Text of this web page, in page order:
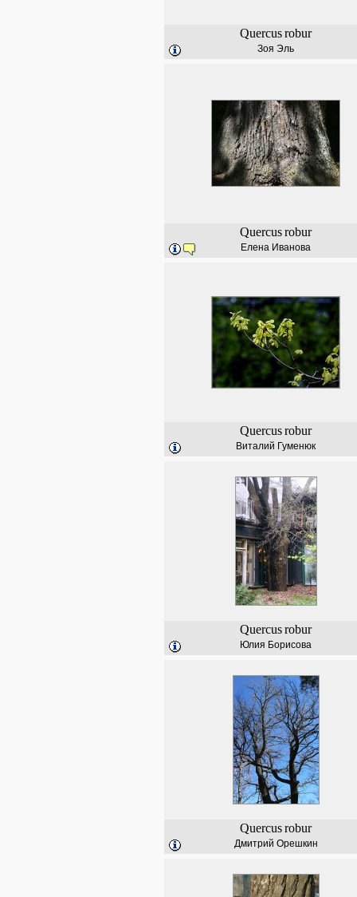
Quercusrobur
Зоя Эль
Quercusrobur
Елена Иванова
Quercusrobur
Виталий Гуменюк
Quercusrobur
Юлия Борисова
Quercusrobur
Дмитрий Орешкин